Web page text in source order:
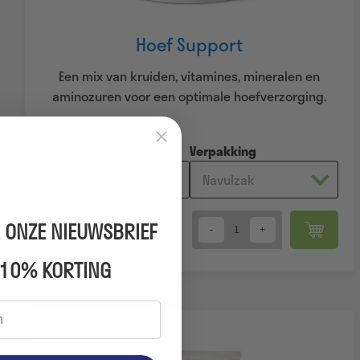
Hoef Support
Een mix van kruiden, vitamines, mineralen en
aminozuren voor een optimale hoefverzorging.
Verpakking
€ 40,95 Quantity
NIEUWSBRIEF
KORTING